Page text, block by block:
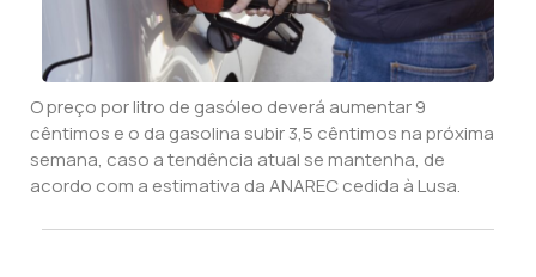
O preço por litro de gasóleo deverá aumentar 9
cêntimos e o da gasolina subir 3,5 cêntimos na próxima
semana, caso a tendência atual se mantenha, de
acordo com a estimativa da ANAREC cedida à Lusa.